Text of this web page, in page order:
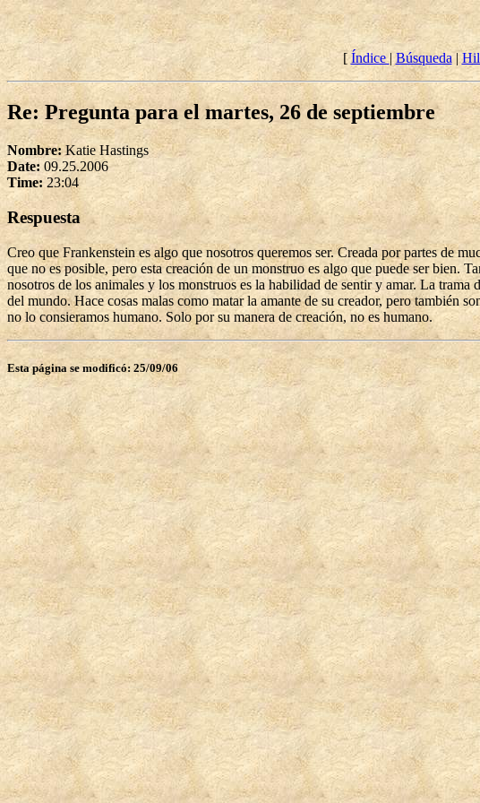
[Índice| Búsqueda|
Re: Pregunta para el martes, 26 de septiembre
Nombre:Katie Hastings
Date: 09.25.2006
Time: 23:04
Respuesta
Creo que Frankenstein es algo que nosotros queremos ser. Creada por partes de
que no es posible, pero esta creación de un monstruo es algo que puede ser bien.
nosotros de los animales y los monstruos es la habilidad de sentir y amar. La
del mundo. Hace cosas malas como matar la amante de su creador, pero también
no lo consieramos humano. Solo por su manera de creación, no es humano.
Esta página se modificó: 25/09/06